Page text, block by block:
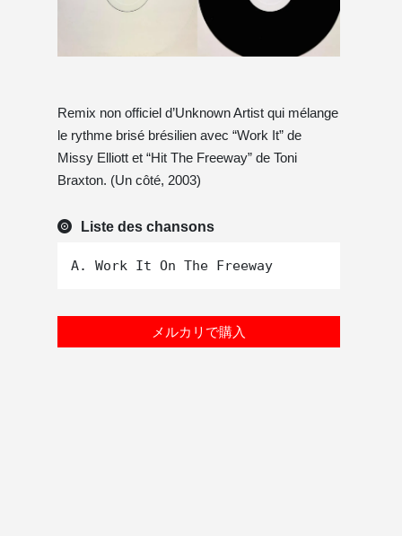
Remix non officiel d’Unknown Artist qui mélange
le rythme brisé brésilien avec “Work It” de
Missy Elliott et “Hit The Freeway” de Toni
Braxton. (Un côté, 2003)
Liste des chansons
メルカリで購入